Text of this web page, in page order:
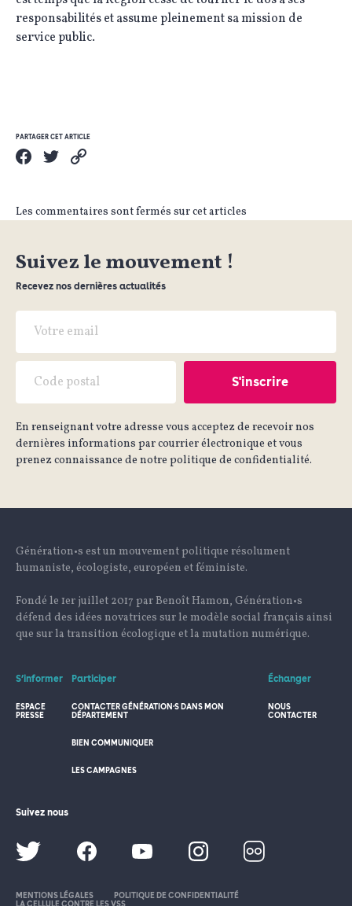
responsabilités et assume pleinement sa mission de
service public.
PARTAGER CET ARTICLE
Les commentaires sont fermés sur cet articles
Suivez le mouvement !
Recevez nos dernières actualités
En renseignant votre adresse vous acceptez de recevoir nos
dernières informations par courrier électronique et vous
prenez connaissance de notre politique de confidentialité.
Génération•s est un mouvement politique résolument
humaniste, écologiste, européen et féministe.
Fondé le 1er juillet 2017 par Benoît Hamon, Génération•s
défend des idées novatrices sur le modèle social français ainsi
que sur la transition écologique et la mutation numérique.
S’informer
ESPACE
PRESSE
Participer
CONTACTER GÉNÉRATION·S DANS MON
DÉPARTEMENT
BIEN COMMUNIQUER
LES CAMPAGNES
Échanger
NOUS
CONTACTER
Suivez nous
MENTIONS LÉGALES
POLITIQUE DE CONFIDENTIALITÉ
LA CELLULE CONTRE LES VSS